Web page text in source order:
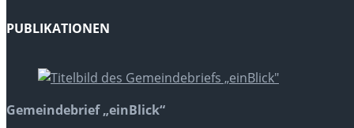
PUBLIKATIONEN
Gemeindebrief „einBlick“